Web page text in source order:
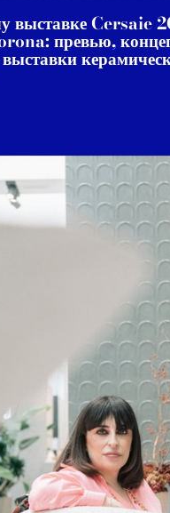
выставке Cersaie
превью,